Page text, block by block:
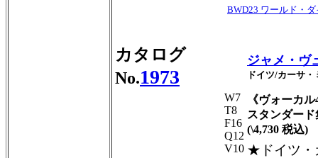
BWD23 ワールド・
カタログ
No.1973
ジャメ・ヴ
ドイツ/カーサ
W7
T8
F16
Q12
V10
《ヴォーカ
スタンダード
(\4,730 税込)
★ドイツ・